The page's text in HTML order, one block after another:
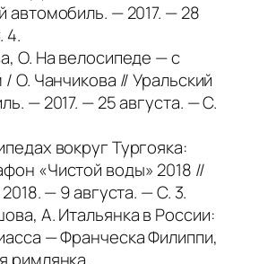
автомобиль. — 2017. — 28
4.
О. На велосипеде — с
О. Чанчикова // Уральский
— 2017. — 25 августа. — С.
вокруг Тургояка:
«Чистой воды» 2018 //
— 9 августа. — С. 3.
А. Итальянка в России:
— Франческа Филиппи,